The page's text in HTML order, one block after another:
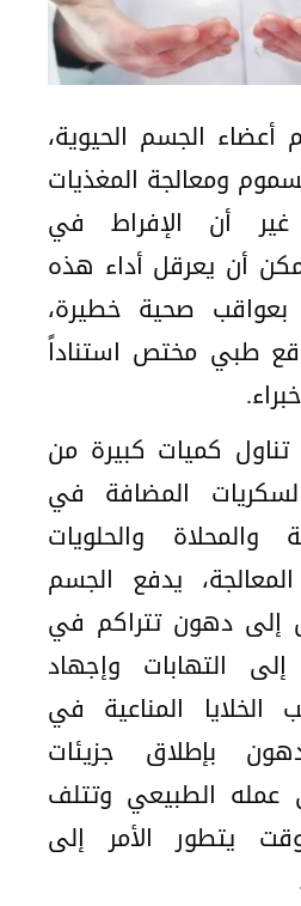
أعضاء الجسم الحيوية،
ومعالجة المغذيات
غير أن الإفراط في
أن يعرقل أداء هذه
بعواقب صحية خطيرة،
طبي مختص استناداً
كميات كبيرة من
المضافة في
والمحلاة والحلويات
يدفع الجسم
إلى دهون تتراكم في
التهابات وإجهاد
المناعية في
بإطلاق جزيئات
عمله الطبيعي وتتلف
يتطور الأمر إلى